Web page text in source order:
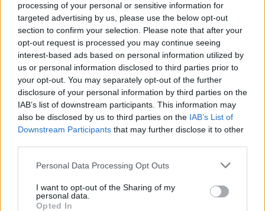
processing of your personal or sensitive information for
targeted advertising by us, please use the below opt-out
section to confirm your selection. Please note that after your
opt-out request is processed you may continue seeing
interest-based ads based on personal information utilized by
us or personal information disclosed to third parties prior to
your opt-out. You may separately opt-out of the further
disclosure of your personal information by third parties on the
IAB’s list of downstream participants. This information may
also be disclosed by us to third parties on the IAB’s List of
Downstream Participants that may further disclose it to other
Please note that this website/app uses one or more Google
not limited to your visit or usage behaviour. You may click to
grant or deny consent to Google and its third-party tags to
Personal Data Processing Opt Outs
I want to opt-out of the Sharing of my
personal data.
Opted In
Profumi discreti e niente prodotti invadenti sul pet:
la vera raffinatezza tutela il suo olfatto e quello
degli altri.
Eccezioni e casi particolari: adattare il
galateo con buon senso
Ogni contesto ha specificità. Alcune strutture
limitano l’accesso a certearee comunio a porzioni
di spiaggia: si chiede sempre conferma e si rispetta
il perimetro. Se il pet è timoroso, si sceglie un
successivo. In presenza di bambini curiosi,